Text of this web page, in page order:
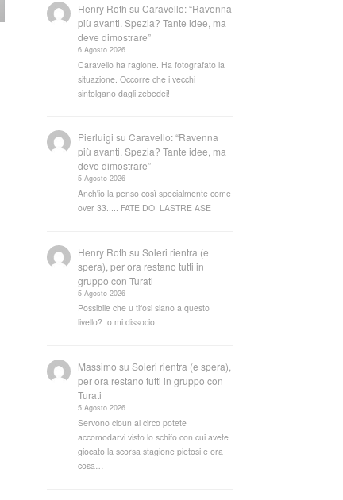
Henry Roth suCaravello: “Ravenna
più avanti. Spezia? Tante idee, ma
deve dimostrare”
6 Agosto 2026
Caravello ha ragione. Ha fotografato la
situazione. Occorre che i vecchi
sintolgano dagli zebedei!
Pierluigi suCaravello: “Ravenna
più avanti. Spezia? Tante idee, ma
deve dimostrare”
5 Agosto 2026
Anch'io la penso così specialmente come
over 33..... FATE DOI LASTRE ASE
Henry Roth suSoleri rientra (e
spera), per ora restano tutti in
gruppo con Turati
5 Agosto 2026
Possibile che u tifosi siano a questo
livello? Io mi dissocio.
Massimo suSoleri rientra (e spera),
per ora restano tutti in gruppo con
Turati
5 Agosto 2026
Servono cloun al circo potete
accomodarvi visto lo schifo con cui avete
giocato la scorsa stagione pietosi e ora
cosa…